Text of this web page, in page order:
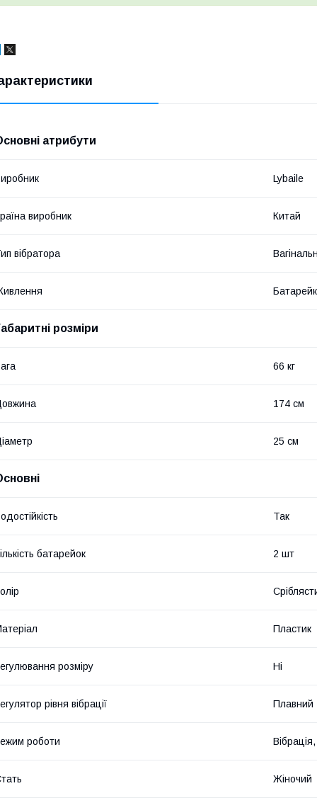
атрибути
Lybaile
виробник Китай
вібратора
розміри
66 кг
174 см
25 см
Так
батарейок 2 шт
Пластик
розміру Ні
рівня вібрації Плавний
роботи
Жіночий